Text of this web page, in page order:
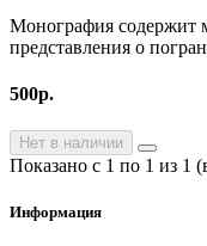
Монография содержит
представления о
500р.
Нет в наличии
Показано с 1 по 1 из 1
Информация